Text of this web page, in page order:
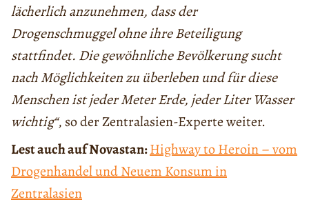
lächerlich anzunehmen, dass der
Drogenschmuggel ohne ihre Beteiligung
stattfindet. Die gewöhnliche Bevölkerung sucht
nach Möglichkeiten zu überleben und für diese
Menschen ist jeder Meter Erde, jeder Liter Wasser
wichtig“, so der Zentralasien-Experte weiter.
Lest auch auf Novastan:Highway to Heroin – vom
Drogenhandel und Neuem Konsum in
Zentralasien